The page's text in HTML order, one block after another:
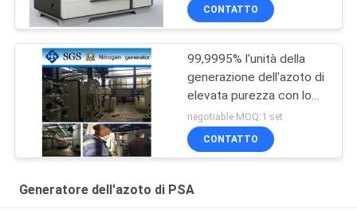
CONTATTO
99,9995% l'unità della
generazione dell'azoto di
elevata purezza con lo
SGS/CCS ha approvato
negotiable MOQ:1 set
CONTATTO
Generatore dell'azoto di PSA